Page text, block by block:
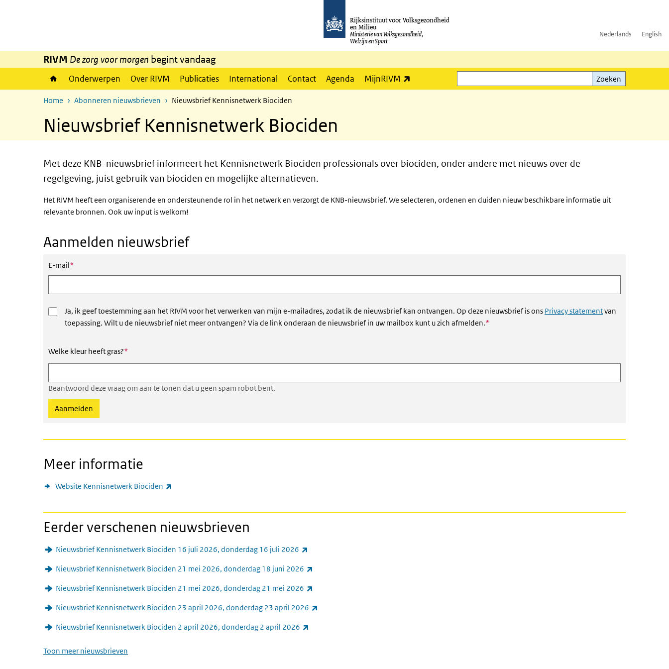
Rijksinstituut voor Volksgezondheid
en Milieu
Ministerie van Volksgezondheid,
Welzijn en Sport
Nederlands English
RIVM De zorg voor morgen begint vandaag
Onderwerpen Over RIVM Publicaties International Contact Agenda MijnRIVM
Zoeken
Zoeken
Home Abonneren nieuwsbrieven Nieuwsbrief Kennisnetwerk Biociden
Nieuwsbrief Kennisnetwerk Biociden
Met deze KNB-nieuwsbrief informeert het Kennisnetwerk Biociden professionals over biociden, onder andere met nieuws over de
regelgeving, juist gebruik van biociden en mogelijke alternatieven.
Het RIVM heeft een organiserende en ondersteunende rol in het netwerk en verzorgt de KNB-nieuwsbrief. We selecteren, ordenen en duiden nieuw beschikbare informatie uit
relevante bronnen. Ook uw input is welkom!
Aanmelden nieuwsbrief
E-mail*Dit veld is verplicht
Ja, ik geef toestemming aan het RIVM voor het verwerken van mijn e-mailadres, zodat ik de nieuwsbrief kan ontvangen. Op deze nieuwsbrief is ons Privacy statementvan
toepassing. Wilt u de nieuwsbrief niet meer ontvangen? Via de link onderaan de nieuwsbrief in uw mailbox kunt u zich afmelden.*Dit veld is verplicht
Welke kleur heeft gras?*Dit veld is verplicht
Beantwoord deze vraag om aan te tonen dat u geen spam robot bent.
Meer informatie
Website Kennisnetwerk Biociden
Eerder verschenen nieuwsbrieven
Nieuwsbrief Kennisnetwerk Biociden 16 juli 2026, donderdag 16 juli 2026
Nieuwsbrief Kennisnetwerk Biociden 21 mei 2026, donderdag 18 juni 2026
Nieuwsbrief Kennisnetwerk Biociden 21 mei 2026, donderdag 21 mei 2026
Nieuwsbrief Kennisnetwerk Biociden 23 april 2026, donderdag 23 april 2026
Nieuwsbrief Kennisnetwerk Biociden 2 april 2026, donderdag 2 april 2026
Toon meer nieuwsbrieven